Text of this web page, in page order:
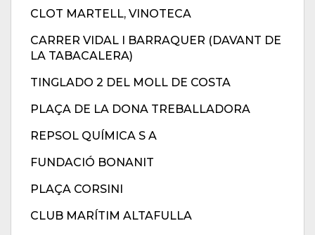
CLOT MARTELL, VINOTECA
CARRER VIDAL I BARRAQUER (DAVANT DE
LA TABACALERA)
TINGLADO 2 DEL MOLL DE COSTA
PLAÇA DE LA DONA TREBALLADORA
REPSOL QUÍMICA S A
FUNDACIÓ BONANIT
PLAÇA CORSINI
CLUB MARÍTIM ALTAFULLA